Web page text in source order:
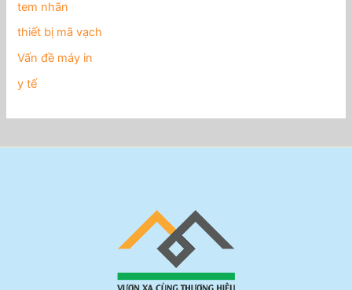
tem nhãn
thiết bị mã vạch
Vấn đề máy in
y tế